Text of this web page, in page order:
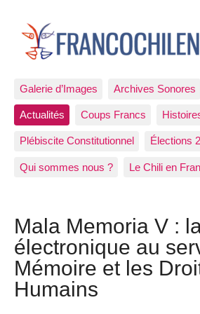
Galerie d’Images Archives Sonores
Actualités Coups Francs
Plébiscite Constitutionnel Élections
Qui sommes nous ? Le Chili en
Mala Memoria V :
électronique au
Mémoire et les
Humains